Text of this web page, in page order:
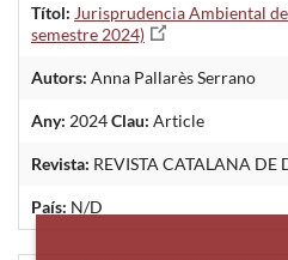
Títol: Jurisprudencia Ambiental
semestre 2024)
Autors: Anna Pallarès Serrano
Any: 2024Clau: Article
Revista: REVISTA CATALANA DE
País: N/D